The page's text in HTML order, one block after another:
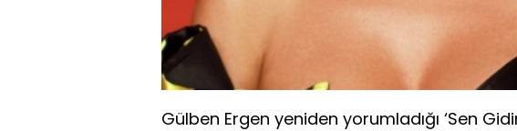
Gülben Ergen yeniden yorumladığı ‘Sen